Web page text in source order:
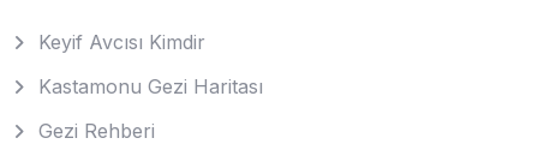
Keyif Avcısı Kimdir
Kastamonu Gezi Haritası
Gezi Rehberi